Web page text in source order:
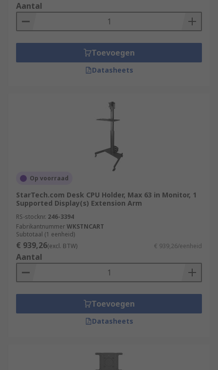
Aantal
Toevoegen
Datasheets
Op voorraad
StarTech.com Desk CPU Holder, Max 63 in Monitor, 1
Supported Display(s) Extension Arm
RS-stocknr. 246-3394
FabrikantnummerWKSTNCART
Subtotaal (1 eenheid)
€ 939,26(excl. BTW) € 939,26/eenheid
Aantal
Toevoegen
Datasheets